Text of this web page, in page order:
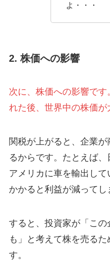
よ・・・
2. 株価への影響
次に、株価への影響で
れた後、世界中の株価が
関税が上がると、企業
るからです。たとえば
アメリカに車を輸出し
かかると利益が減ってし
すると、投資家が「こ
も」と考えて株を売る
す。